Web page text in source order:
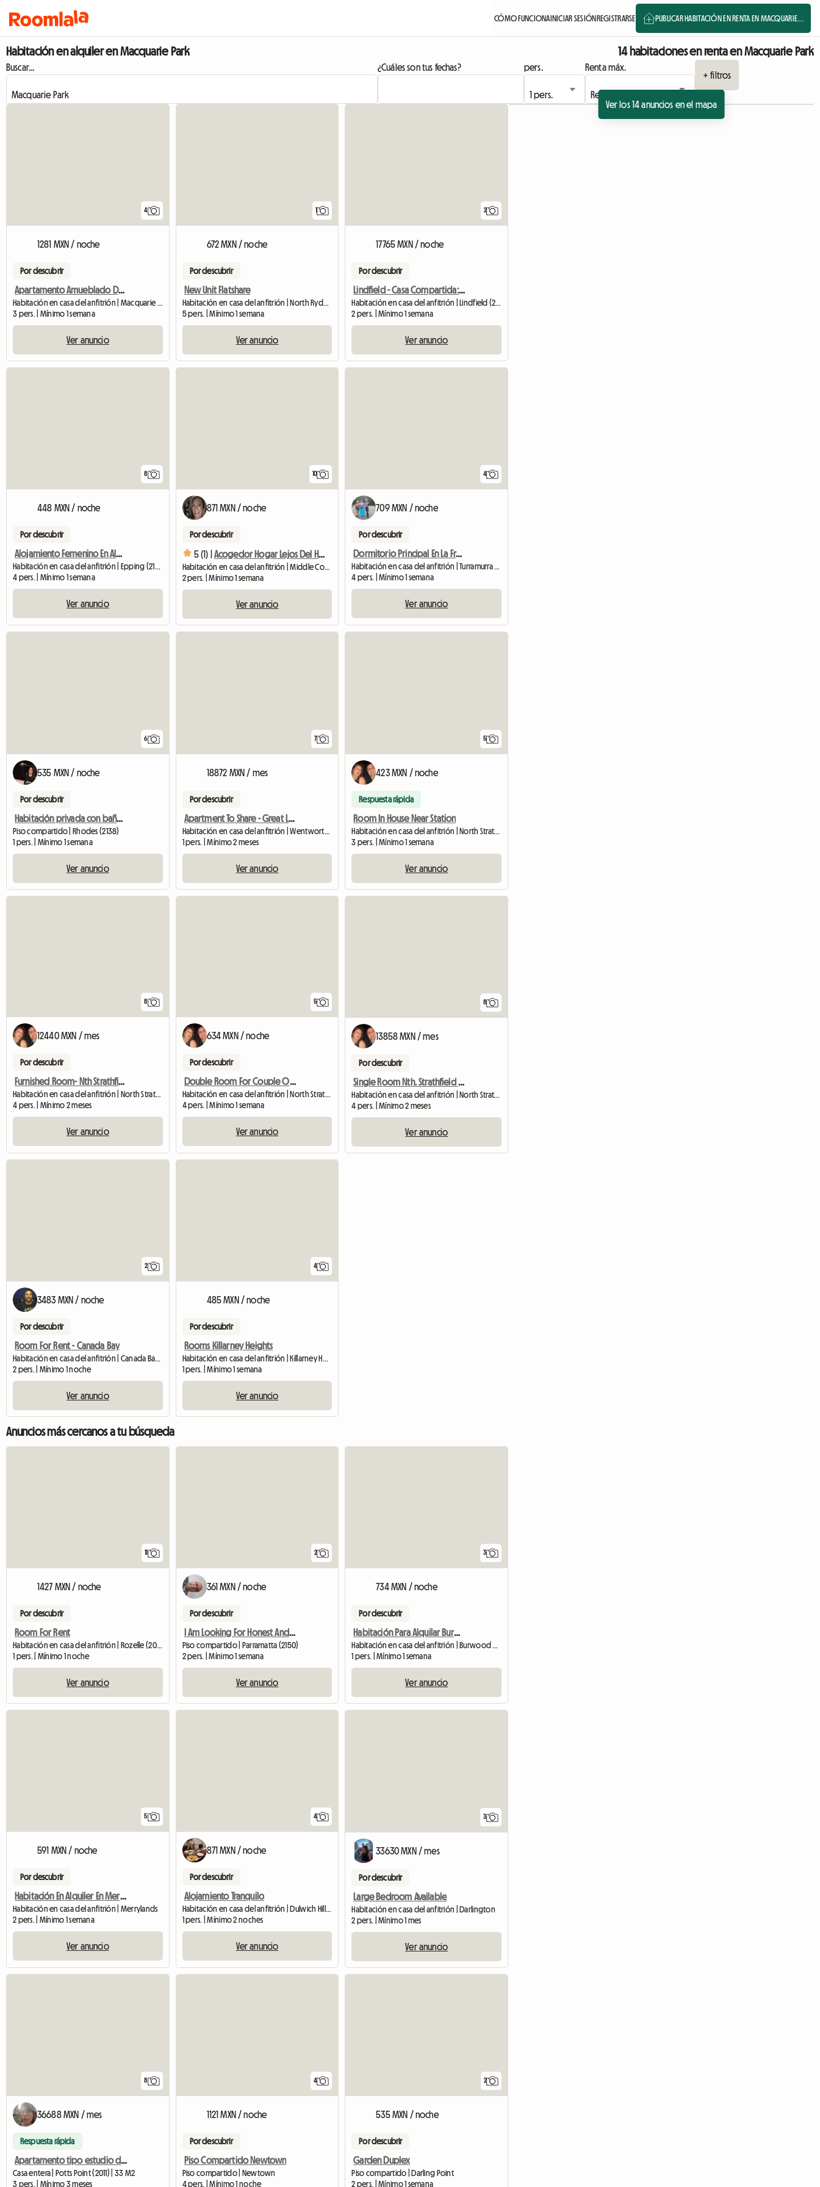
CÓMO FUNCIONAINICIAR SESIÓNREGISTRARSE PUBLICAR HABITACIÓN EN RENTA EN MACQUARIE...
Habitación en alquiler en Macquarie Park 14 habitaciones en renta en Macquarie Park
Buscar... ¿Cuáles son tus fechas? pers.
Renta máx.
+ filtros
Ver los 14 anuncios en el mapa
4
1281 MXN / noche
Por descubrir
Apartamento Amueblado De 3 Habitaciones Con Tenis, Gimnasio
Habitación en casa del anfitrión | Macquarie Park
3 pers. | Mínimo 1 semana
Ver anuncio
1
672 MXN / noche
Por descubrir
New Unit Flatshare
Habitación en casa del anfitrión | North Ryde (2113)
5 pers. | Mínimo 1 semana
Ver anuncio
2
17765 MXN / noche
Por descubrir
Lindfield - Casa Compartida: Cama Individual/doble
Habitación en casa del anfitrión | Lindfield (2070)
2 pers. | Mínimo 1 semana
Ver anuncio
8
448 MXN / noche
Por descubrir
Alojamiento Femenino En Alquiler Epping NSW
Habitación en casa del anfitrión | Epping (2121)
4 pers. | Mínimo 1 semana
Ver anuncio
10
871 MXN / noche
Por descubrir
5 (1) | Acogedor Hogar Lejos Del Hogar Cerca Del Transporte Público
Habitación en casa del anfitrión | Middle Cove (2068) | 10 M2
2 pers. | Mínimo 1 semana
Ver anuncio
4
709 MXN / noche
Por descubrir
Dormitorio Principal En La Frondosa Turramurra
Habitación en casa del anfitrión | Turramurra (2074)
4 pers. | Mínimo 1 semana
Ver anuncio
6
535 MXN / noche
Por descubrir
Habitación privada con baño propio
Piso compartido | Rhodes (2138)
1 pers. | Mínimo 1 semana
Ver anuncio
7
18872 MXN / mes
Por descubrir
Apartment To Share - Great Lifestyle
1 pers. | Mínimo 2 meses
Ver anuncio
5
423 MXN / noche
Respuesta rápida
Room In House Near Station
3 pers. | Mínimo 1 semana
Ver anuncio
8
12440 MXN / mes
Por descubrir
Furnished Room- Nth Strathfield Near Station
Habitación en casa del anfitrión | North Strathfield (2137)
4 pers. | Mínimo 2 meses
Ver anuncio
5
634 MXN / noche
Por descubrir
Double Room For Couple Or Two Singles In Nth Strathfield
Habitación en casa del anfitrión | North Strathfield (2137)
4 pers. | Mínimo 1 semana
Ver anuncio
8
13858 MXN / mes
Por descubrir
Single Room Nth. Strathfield Near Station
Habitación en casa del anfitrión | North Strathfield (2137)
4 pers. | Mínimo 2 meses
Ver anuncio
2
3483 MXN / noche
Por descubrir
Room For Rent - Canada Bay
Habitación en casa del anfitrión | Canada Bay (2046)
2 pers. | Mínimo 1 noche
Ver anuncio
4
485 MXN / noche
Por descubrir
Rooms Killarney Heights
Habitación en casa del anfitrión | Killarney Heights
1 pers. | Mínimo 1 semana
Ver anuncio
Anuncios más cercanos a tu búsqueda
1427 MXN / noche
Por descubrir
Room For Rent
Habitación en casa del anfitrión | Rozelle (2039)
1 pers. | Mínimo 1 noche
Ver anuncio
2
361 MXN / noche
Por descubrir
I Am Looking For Honest And Clean Famale
Piso compartido | Parramatta (2150)
2 pers. | Mínimo 1 semana
Ver anuncio
3
734 MXN / noche
Por descubrir
Habitación Para Alquilar Burwood Heights
Habitación en casa del anfitrión | Burwood Heights (2136)
1 pers. | Mínimo 1 semana
Ver anuncio
5
591 MXN / noche
Por descubrir
Habitación En Alquiler En Merrylands, Sydney, Nueva Gales Del Sur
Habitación en casa del anfitrión | Merrylands
2 pers. | Mínimo 1 semana
Ver anuncio
4
871 MXN / noche
Por descubrir
Alojamiento Tranquilo
1 pers. | Mínimo 2 noches
Ver anuncio
3
33630 MXN / mes
Por descubrir
Large Bedroom Available
Habitación en casa del anfitrión | Darlington
2 pers. | Mínimo 1 mes
Ver anuncio
8
36688 MXN / mes
Respuesta rápida
Apartamento tipo estudio de dos habitaciones, ideal para hasta 3 estudiantes.
Casa entera | Potts Point (2011) | 33 M2
3 pers. | Mínimo 3 meses
4
1121 MXN / noche
Por descubrir
Piso Compartido Newtown
Piso compartido | Newtown
4 pers. | Mínimo 1 noche
2
535 MXN / noche
Por descubrir
Garden Duplex
Piso compartido | Darling Point
2 pers. | Mínimo 1 semana